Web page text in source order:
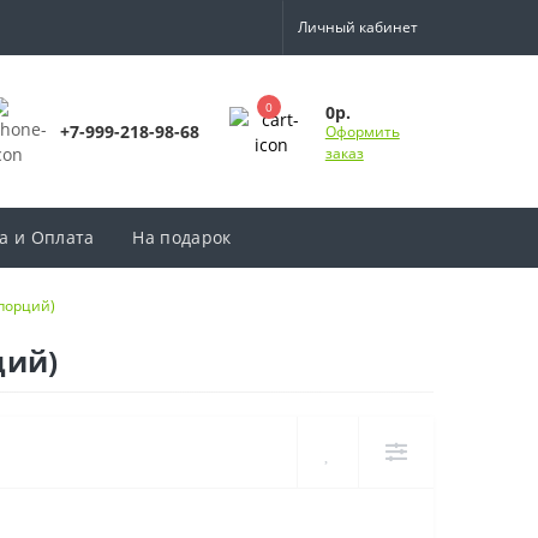
Личный кабинет
+7-999-218-98-68
0 0р.
Оформить
заказ
и Оплата На подарок